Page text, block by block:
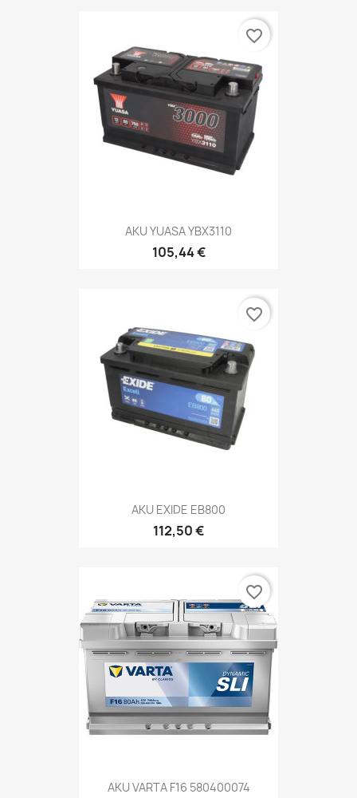
AKU YUASA YBX3110
105,44 €
favorite_border
AKU EXIDE EB800
112,50 €
favorite_border
AKU VARTA F16 580400074
favorite_border